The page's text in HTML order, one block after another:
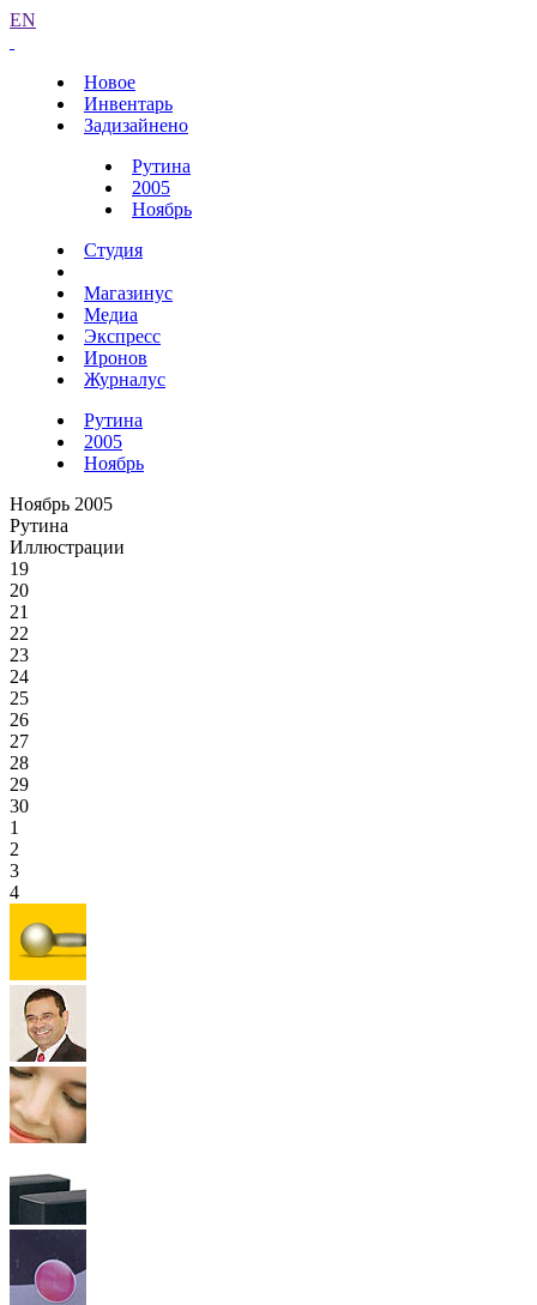
EN
Новое
Инвентарь
Задизайнено
Рутина
2005
Ноябрь
Студия
Магазинус
Медиа
Экспресс
Иронов
Журналус
Рутина
2005
Ноябрь
Ноябрь 2005
Рутина
Иллюстрации
19
20
21
22
23
24
25
26
27
28
29
30
1
2
3
4